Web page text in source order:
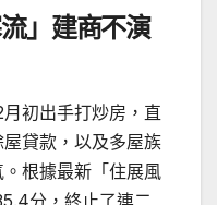
」建商不演
初出手打炒房，直
貸款，以及多屋族
根據最新「住展風
分，終止了連二